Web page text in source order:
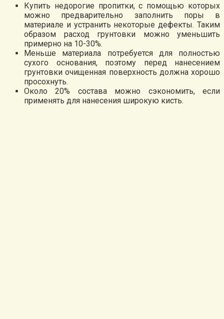
Купить недорогие пропитки, с помощью которых
можно предварительно заполнить поры в
материале и устранить некоторые дефекты. Таким
образом расход грунтовки можно уменьшить
примерно на 10-30%.
Меньше материала потребуется для полностью
сухого основания, поэтому перед нанесением
грунтовки очищенная поверхность должна хорошо
просохнуть.
Около 20% состава можно сэкономить, если
применять для нанесения широкую кисть.